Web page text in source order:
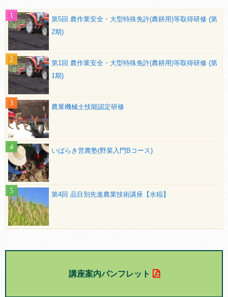
第5回 農作業安全・大型特殊免許(農耕用)等取得研修 (第
2期)
第1回 農作業安全・大型特殊免許(農耕用)等取得研修 (第
1期)
農業機械士技能認定研修
いばらき営農塾(野菜入門Bコース)
第4回 品目別先進農業技術講座【水稲】
講座案内パンフレット